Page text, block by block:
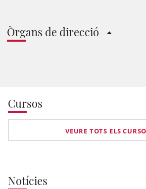
Òrgans de direcció
Cursos
VEURE TOTS ELS
Notícies